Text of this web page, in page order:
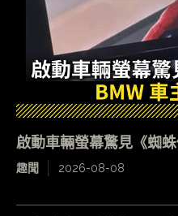
啟動車輛螢幕驚見《蜘
趣聞 2026-08-08